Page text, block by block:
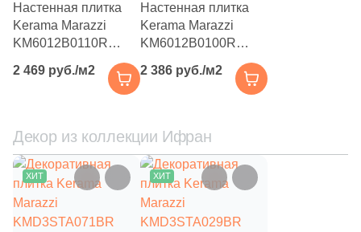
Mayolica (5)
Metropol (7)
Mico (6)
Monopole (68)
Motto Ceramic (41)
Museum (
Myr Ceramica (2)
Настенная плитка
Kerama Marazzi
KM6012B0110R
серая светлая
мрамор
2 469 руб./м2
Настенная плитка
Kerama Marazzi
KM6012B0100R
серая светлая
2 386 руб./м2
Декор из коллекции Ифран
ХИТ ХИТ